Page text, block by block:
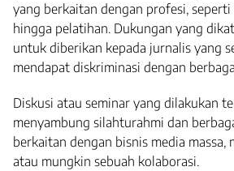
yang berkaitan dengan profesi, seperti
hingga pelatihan. Dukungan yang
untuk diberikan kepada jurnalis yang
mendapat diskriminasi dengan
Diskusi atau seminar yang dilakukan
menyambung silahturahmi dan
berkaitan dengan bisnis media massa,
atau mungkin sebuah kolaborasi.